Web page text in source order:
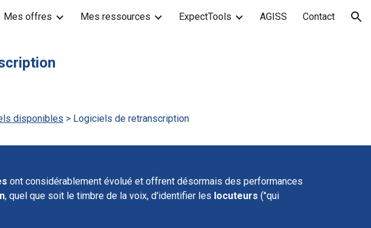
Skip to navigation
Mes offres Mes ressources ExpectTools AGISS Contact
disponibles > Logiciels de retranscription
ont considérablement évolué et offrent désormais des performances
, quel que soit le timbre de la voix, d'identifier les locuteurs ("qui